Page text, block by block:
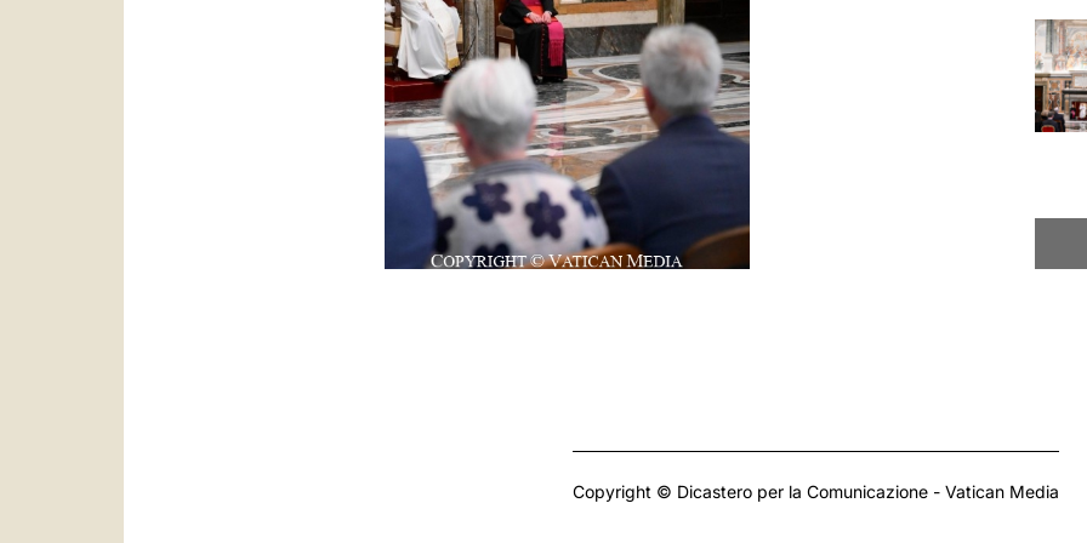
Copyright © Dicastero per la Comunicazione - Vatican Media